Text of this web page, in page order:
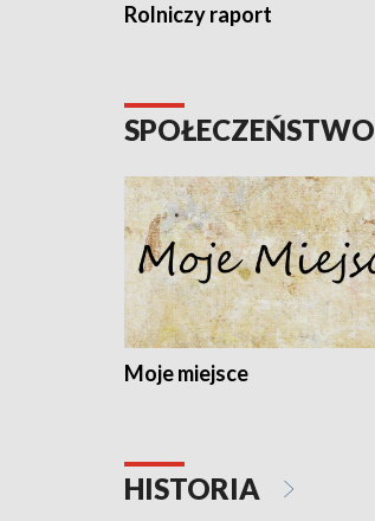
Rolniczy raport
SPOŁECZEŃSTWO
Moje miejsce
HISTORIA